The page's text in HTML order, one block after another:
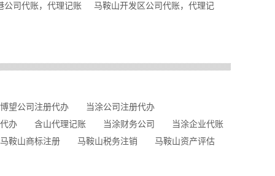
公司代账，代理记账
马鞍山开发区公司代账，代理记
博望公司注册代办
当涂公司注册代办
办
含山代理记账 当涂财务公司
当涂企业代账
马鞍山商标注册
马鞍山税务注销 马鞍山资产评估